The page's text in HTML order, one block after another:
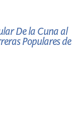
De la Cuna al
Populares de